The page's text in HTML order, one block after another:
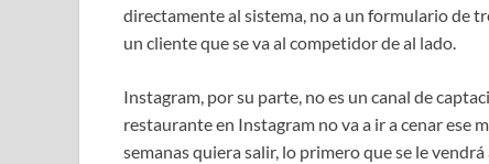
directamente al sistema, no a un formulario de
un cliente que se va al competidor de al lado.
Instagram, por su parte, no es un canal de
restaurante en Instagram no va a ir a cenar ese
semanas quiera salir, lo primero que se le